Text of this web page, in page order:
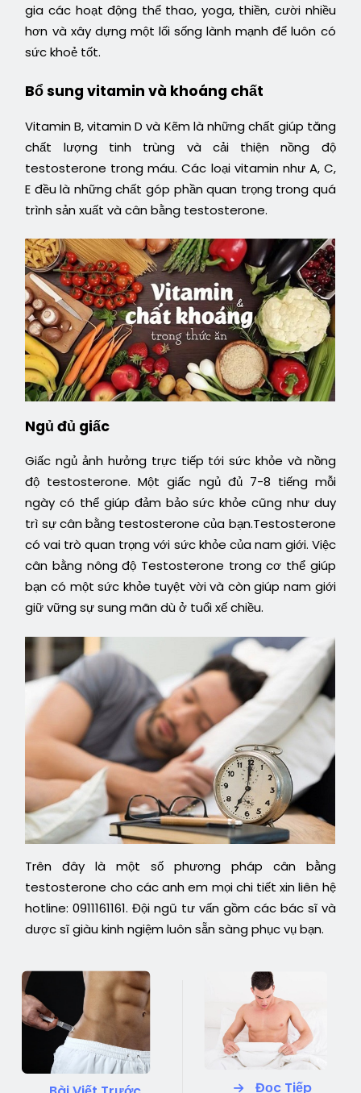
gia các hoạt động thể thao, yoga, thiền, cười nhiều
hơn và xây dựng một lối sống lành mạnh để luôn có
sức khoẻ tốt.
Bổ sung vitamin và khoáng chất
Vitamin B, vitamin D và Kẽm là những chất giúp tăng
chất lượng tinh trùng và cải thiện nồng độ
testosterone trong máu. Các loại vitamin như A, C,
E đều là những chất góp phần quan trọng trong quá
trình sản xuất và cân bằng testosterone.
Ngủ đủ giấc
Giấc ngủ ảnh hưởng trực tiếp tới sức khỏe và nồng
độ testosterone. Một giấc ngủ đủ 7-8 tiếng mỗi
ngày có thể giúp đảm bảo sức khỏe cũng như duy
trì sự cân bằng testosterone của bạn.Testosterone
có vai trò quan trọng với sức khỏe của nam giới. Việc
cân bằng nông độ Testosterone trong cơ thể giúp
bạn có một sức khỏe tuyệt vời và còn giúp nam giới
giữ vững sự sung mãn dù ở tuổi xế chiều.
Trên đây là một số phương pháp cân bằng
testosterone cho các anh em mọi chi tiết xin liên hệ
hotline: 0911161161. Đội ngũ tư vấn gồm các bác sĩ và
dược sĩ giàu kinh ngiệm luôn sẵn sàng phục vụ bạn.
Đọc Tiếp